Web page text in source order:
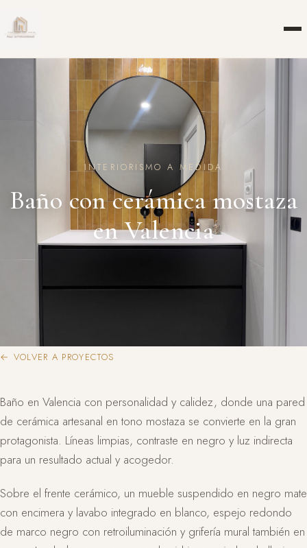
INTERIORISMO A MEDIDA
Baño con cerámica mostaza
en Valencia
← VOLVER A PROYECTOS
Baño en Valencia con personalidad y calidez, donde una pared
de cerámica artesanal en tono mostaza se convierte en la gran
protagonista. Líneas limpias, contraste en negro y luz indirecta
para un resultado actual y acogedor.
Sobre el frente cerámico, un mueble suspendido en negro mate
con encimera y lavabo integrado en blanco, espejo redondo
de marco negro con retroiluminación y grifería mural también en